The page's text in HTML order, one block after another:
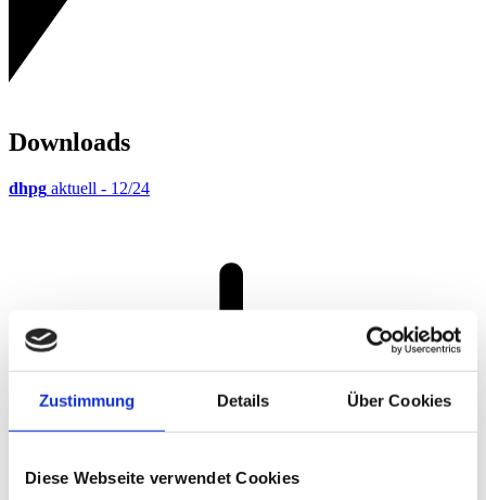
Zustimmung Details Über Cookies
Diese Webseite verwendet Cookies
Downloads
dhpg aktuell - 12/24